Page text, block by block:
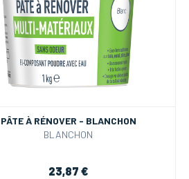
PÂTE À RÉNOVER - BLANCHON
BLANCHON
23,87 €